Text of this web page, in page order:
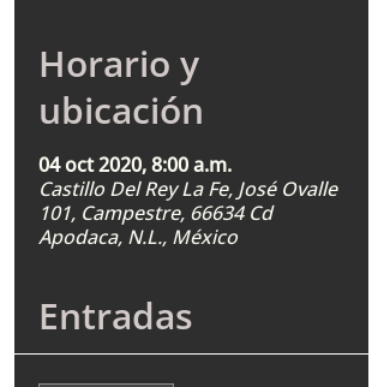
Horario y
ubicación
04 oct 2020, 8:00 a.m.
Castillo Del Rey La Fe, José Ovalle
101, Campestre, 66634 Cd
Apodaca, N.L., México
Entradas